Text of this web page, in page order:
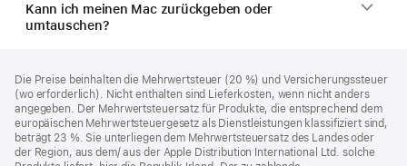
Kann ich meinen Mac zurückgeben oder
umtauschen?
Die Preise beinhalten die Mehrwertsteuer (20 %) und Versicherungssteuer
(wo erforderlich). Nicht enthalten sind Lieferkosten, wenn nicht anders
angegeben. Der Mehrwertsteuersatz für Produkte, die entsprechend dem
europäischen Mehrwertsteuergesetz als Dienstleistungen klassifiziert sind,
beträgt 23 %. Sie unterliegen dem Mehrwertsteuersatz des Landes oder
der Region, aus dem/ aus der Apple Distribution International Ltd. solche